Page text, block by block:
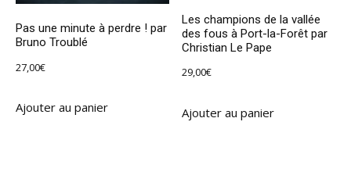
Pas une minute à perdre ! par
Bruno Troublé
27,00€
Ajouter au panier
Les champions de la vallée
des fous à Port-la-Forêt par
Christian Le Pape
29,00€
Ajouter au panier